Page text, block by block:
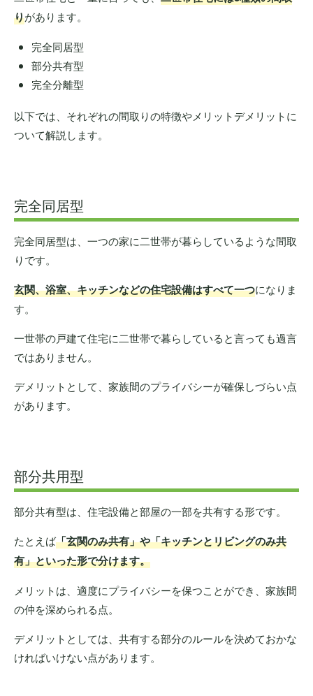
りがあります。
完全同居型
部分共有型
完全分離型
以下では、それぞれの間取りの特徴やメリットデメリットに
ついて解説します。
完全同居型
完全同居型は、一つの家に二世帯が暮らしているような間取
りです。
玄関、浴室、キッチンなどの住宅設備はすべて一つになりま
す。
一世帯の戸建て住宅に二世帯で暮らしていると言っても過言
ではありません。
デメリットとして、家族間のプライバシーが確保しづらい点
があります。
部分共用型
部分共有型は、住宅設備と部屋の一部を共有する形です。
たとえば「玄関のみ共有」や「キッチンとリビングのみ共
有」といった形で分けます。
メリットは、適度にプライバシーを保つことができ、家族間
の仲を深められる点。
デメリットとしては、共有する部分のルールを決めておかな
ければいけない点があります。